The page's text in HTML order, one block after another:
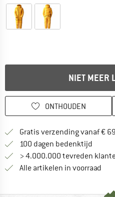
NIET MEER
ONTHOUDEN
Gratis verzending vanaf €
100 dagen bedenktijd Vind
> 4.000.000 tevreden
Alle artikelen in voorraad